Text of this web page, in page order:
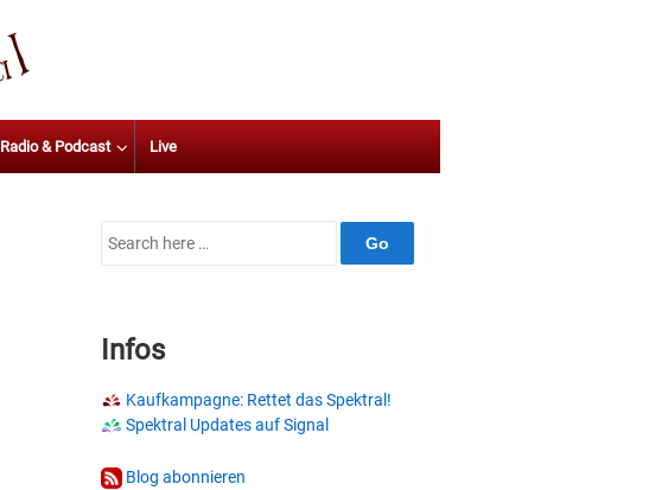
Radio & Podcast Live
Search
Infos
Kaufkampagne: Rettet das Spektral!
Spektral Updates auf Signal
Blog abonnieren